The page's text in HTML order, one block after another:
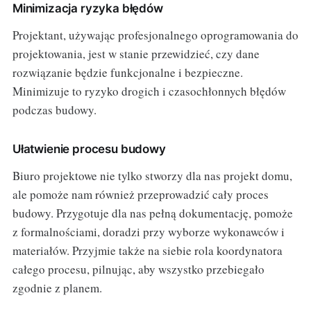
Minimizacja ryzyka błędów
Projektant, używając profesjonalnego oprogramowania do
projektowania, jest w stanie przewidzieć, czy dane
rozwiązanie będzie funkcjonalne i bezpieczne.
Minimizuje to ryzyko drogich i czasochłonnych błędów
podczas budowy.
Ułatwienie procesu budowy
Biuro projektowe nie tylko stworzy dla nas projekt domu,
ale pomoże nam również przeprowadzić cały proces
budowy. Przygotuje dla nas pełną dokumentację, pomoże
z formalnościami, doradzi przy wyborze wykonawców i
materiałów. Przyjmie także na siebie rola koordynatora
całego procesu, pilnując, aby wszystko przebiegało
zgodnie z planem.